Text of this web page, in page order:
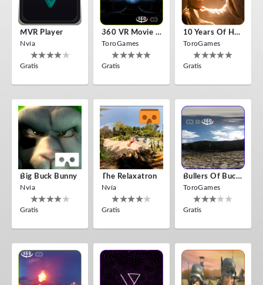
MVR Player
Nvía
Gratis
360 VR Movie Experience
ToroGames
Gratis
10 Years Of Horror Nights
ToroGames
Gratis
Big Buck Bunny
Nvía
Gratis
The Relaxatron
Nvía
Gratis
Bullers Of Buchan Aberdeen
ToroGames
Gratis